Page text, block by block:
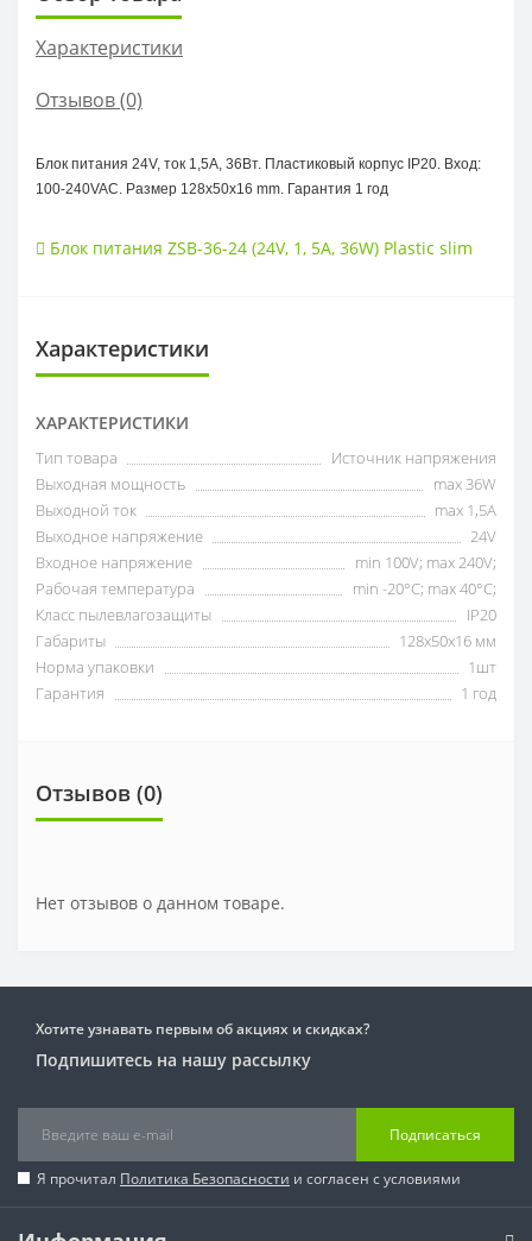
Характеристики
Отзывов (0)
Блок питания 24V, ток 1,5А, 36Вт. Пластиковый корпус IP20. Вход:
100-240VAC. Размер 128х50х16 mm. Гарантия 1 год
Блок питания ZSB-36-24 (24V, 1, 5A, 36W) Plastic slim
Характеристики
ХАРАКТЕРИСТИКИ
Тип товара
Источник напряжения
Выходная мощность
max 36W
Выходной ток
max 1,5А
Выходное напряжение
24V
Входное напряжение
min 100V; max 240V;
Рабочая температура
min -20°C; max 40°C;
Класс пылевлагозащиты
IP20
Габариты
128х50х16 мм
Норма упаковки
1шт
Гарантия
1 год
Отзывов (0)
Нет отзывов о данном товаре.
Хотите узнавать первым об акциях и скидках?
Подпишитесь на нашу рассылку
Подписаться
Я прочитал Политика Безопасности и согласен с условиями